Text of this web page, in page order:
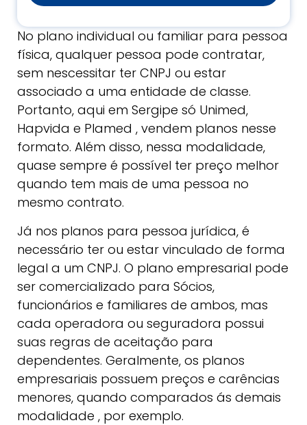
No plano individual ou familiar para pessoa
física, qualquer pessoa pode contratar,
sem nescessitar ter CNPJ ou estar
associado a uma entidade de classe.
Portanto, aqui em Sergipe só Unimed,
Hapvida e Plamed , vendem planos nesse
formato. Além disso, nessa modalidade,
quase sempre é possível ter preço melhor
quando tem mais de uma pessoa no
mesmo contrato.
Já nos planos para pessoa jurídica, é
necessário ter ou estar vinculado de forma
legal a um CNPJ. O plano empresarial pode
ser comercializado para Sócios,
funcionários e familiares de ambos, mas
cada operadora ou seguradora possui
suas regras de aceitação para
dependentes. Geralmente, os planos
empresariais possuem preços e carências
menores, quando comparados ás demais
modalidade , por exemplo.